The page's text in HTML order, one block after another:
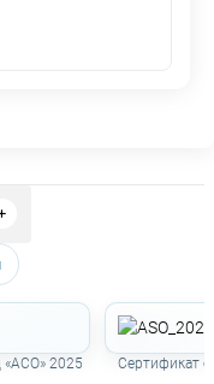
2025
Сертификат